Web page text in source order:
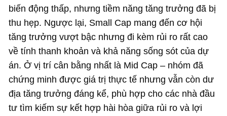
biến động thấp, nhưng tiềm năng tăng trưởng đã bị
thu hẹp. Ngược lại, Small Cap mang đến cơ hội
tăng trưởng vượt bậc nhưng đi kèm rủi ro rất cao
về tính thanh khoản và khả năng sống sót của dự
án. Ở vị trí cân bằng nhất là Mid Cap – nhóm đã
chứng minh được giá trị thực tế nhưng vẫn còn dư
địa tăng trưởng đáng kể, phù hợp cho các nhà đầu
tư tìm kiếm sự kết hợp hài hòa giữa rủi ro và lợi